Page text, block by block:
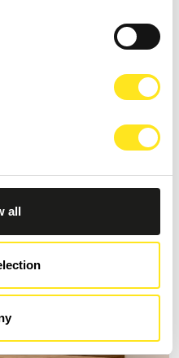
all